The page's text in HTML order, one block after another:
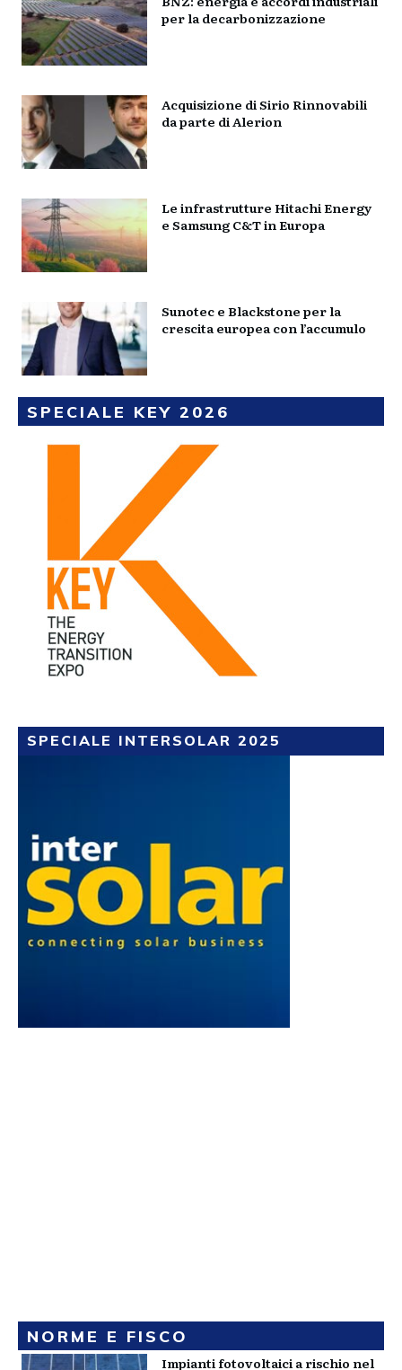
per la decarbonizzazione
Acquisizione di Sirio Rinnovabili
da parte di Alerion
Le infrastrutture Hitachi Energy
e Samsung C&T in Europa
Sunotec e Blackstone per la
crescita europea con l’accumulo
SPECIALE KEY 2026
SPECIALE INTERSOLAR 2025
NORME E FISCO
Impianti fotovoltaici a rischio nel